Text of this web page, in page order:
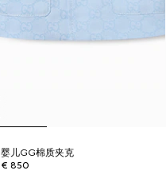
婴儿GG棉质夹克
€ 850